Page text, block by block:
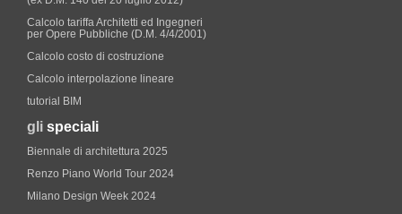
Calcolo tariffa Architetti ed Ingegneri
per Opere Pubbliche (D.M. 4/4/2001)
Calcolo costo di costruzione
Calcolo interpolazione lineare
tutorial BIM
gli speciali
Biennale di architettura 2025
Renzo Piano World Tour 2024
Milano Design Week 2024